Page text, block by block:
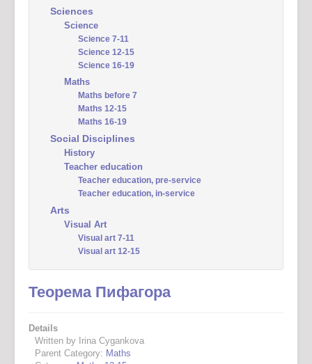
Sciences
Science
Science 7-11
Science 12-15
Science 16-19
Maths
Maths before 7
Maths 12-15
Maths 16-19
Social Disciplines
History
Teacher education
Teacher education, pre-service
Teacher education, in-service
Arts
Visual Art
Visual art 7-11
Visual art 12-15
Теорема Пифагора
Details
Written by Irina Cygankova
Parent Category: Maths